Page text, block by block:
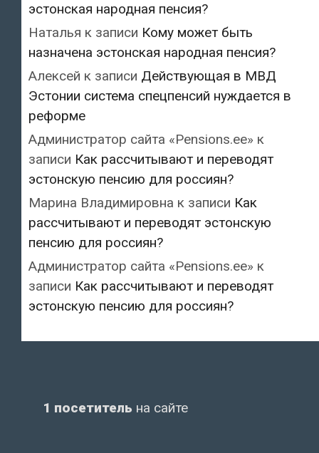
эстонская народная пенсия?
Наталья к записи Кому может быть
назначена эстонская народная пенсия?
Алексей к записи Действующая в МВД
Эстонии система спецпенсий нуждается в
реформе
Администратор сайта «Pensions.ee» к
записи Как рассчитывают и переводят
эстонскую пенсию для россиян?
Марина Владимировна к записи Как
рассчитывают и переводят эстонскую
пенсию для россиян?
Администратор сайта «Pensions.ee» к
записи Как рассчитывают и переводят
эстонскую пенсию для россиян?
1 посетитель на сайте